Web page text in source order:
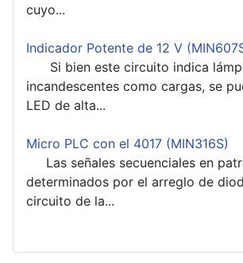
cuyo...
Indicador Potente de 12 V
Si bien este circuito indica
incandescentes como cargas, se
LED de alta...
Micro PLC con el 4017 (MIN316S)
Las señales secuenciales en
determinados por el arreglo de
circuito de la...